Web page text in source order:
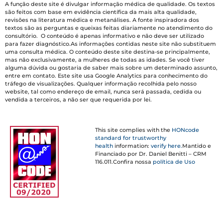
A função deste site é divulgar informação médica de qualidade. Os textos
são feitos com base em evidência científica da mais alta qualidade,
revisões na literatura médica e metanálises. A fonte inspiradora dos
textos são as perguntas e queixas feitas diariamente no atendimento do
consultório. O conteúdo é apenas informativo e não deve ser utilizado
para fazer diagnóstico.As informações contidas neste site não substituem
uma consulta médica. O conteúdo deste site destina-se principalmente,
mas não exclusivamente, a mulheres de todas as idades. Se você tiver
alguma dúvida ou gostaria de saber mais sobre um determinado assunto,
entre em contato. Este site usa Google Analytics para conhecimento do
tráfego de visualizações. Qualquer informação recolhida pelo nosso
website, tal como endereço de email, nunca será passada, cedida ou
vendida a terceiros, a não ser que requerida por lei.
This site complies with the HONcode
standard for trustworthy
health information:verify here.Mantido e
Financiado por Dr. Daniel Benitti – CRM
116.011.Confira nossa política de Uso